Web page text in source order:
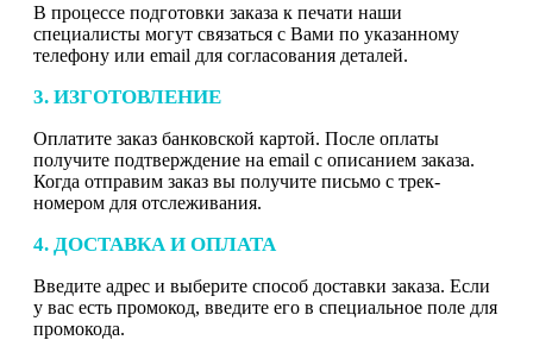
В процессе подготовки заказа к печати наши
специалисты могут связаться с Вами по указанному
телефону или email для согласования деталей.
3. ИЗГОТОВЛЕНИЕ
Оплатите заказ банковской картой. После оплаты
получите подтверждение на email с описанием заказа.
Когда отправим заказ вы получите письмо с трек-
номером для отслеживания.
4. ДОСТАВКА И ОПЛАТА
Введите адрес и выберите способ доставки заказа. Если
у вас есть промокод, введите его в специальное поле для
промокода.